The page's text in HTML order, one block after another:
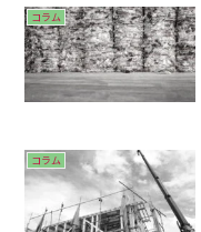
コラム
コラム